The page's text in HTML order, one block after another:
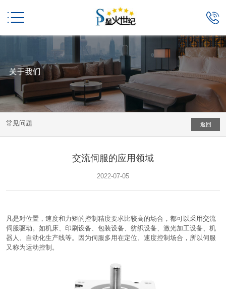
 
常见问题 返回
交流伺服的应用领域
2022-07-05
凡是对位置，速度和力矩的控制精度要求比较高的场合，都可以采用交流
伺服驱动。如机床、印刷设备、包装设备、纺织设备、激光加工设备、机
器人、自动化生产线等。因为伺服多用在定位、速度控制场合，所以伺服
又称为运动控制。